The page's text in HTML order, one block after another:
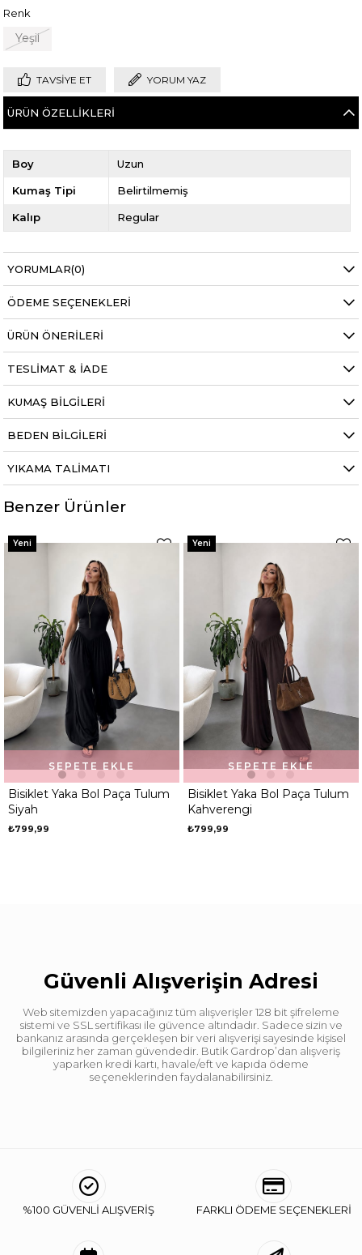
Renk
Yeşil
TAVSIYE ET YORUM YAZ
ÜRÜN ÖZELLIKLERI
Boy Uzun
Kumaş Tipi Belirtilmemiş
Kalıp Regular
YORUMLAR(0)
ÖDEME SEÇENEKLERI
ÜRÜN ÖNERILERI
TESLIMAT & İADE
KUMAŞ BILGILERI
BEDEN BILGILERI
YIKAMA TALIMATI
Benzer Ürünler
Bisiklet Yaka Bol Paça Tulum
Siyah
₺799,99
SEPETE EKLE
Yeni
Bisiklet Yaka Bol Paça Tulum
Kahverengi
₺799,99
SEPETE EKLE
Yeni
Güvenli Alışverişin Adresi
Web sitemizden yapacağınız tüm alışverişler 128 bit şifreleme
sistemi ve SSL sertifikası ile güvence altındadır. Sadece sizin ve
bankanız arasında gerçekleşen bir veri alışverişi sayesinde kişisel
bilgileriniz her zaman güvendedir. Butik Gardrop’dan alışveriş
yaparken kredi kartı, havale/eft ve kapıda ödeme
seçeneklerinden faydalanabilirsiniz.
%100 GÜVENLİ ALIŞVERİŞ FARKLI ÖDEME SEÇENEKLERİ